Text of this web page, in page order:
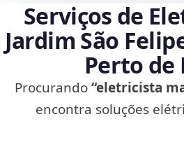
Serviços de
Jardim São
Perto de
Procurando“eletricista
encontra soluções